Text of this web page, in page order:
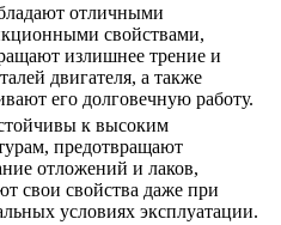
отличными
свойствами,
излишнее трение и
двигателя, а также
его долговечную работу.
к высоким
предотвращают
отложений и лаков,
свои свойства даже при
условиях эксплуатации.